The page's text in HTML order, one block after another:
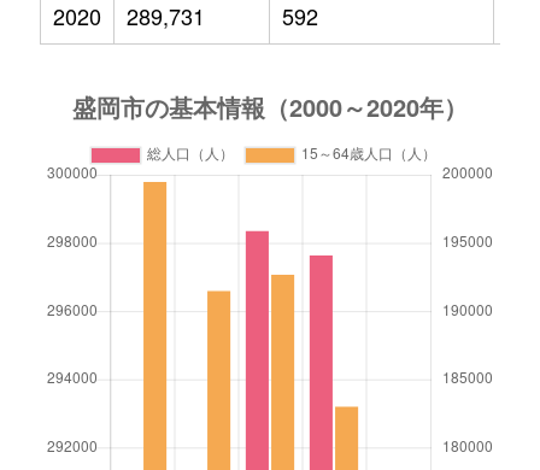
2020
289,731 592